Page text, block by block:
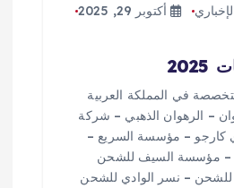
أكتوبر 29, 2025
في المملكة العربية
– الرهوان الذهبي – شركة
كارجو – مؤسسة السريع –
– مؤسسة السيف للشحن
للشحن – نسر الوادي للشحن